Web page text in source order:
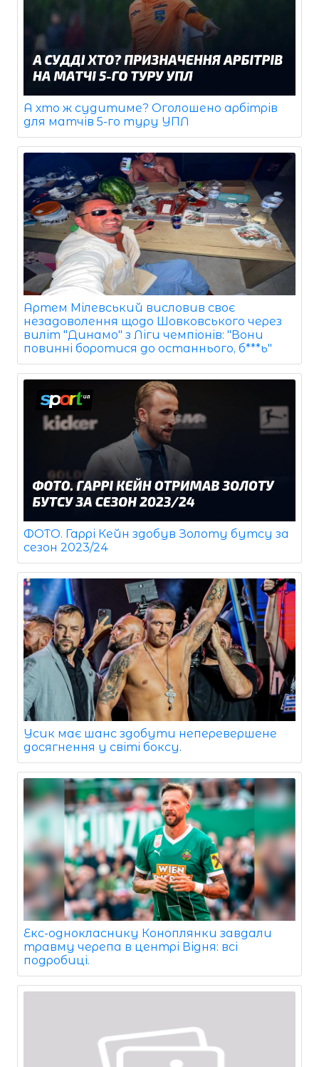
А хто ж судитиме? Оголошено арбітрів
для матчів 5-го туру УПЛ
Артем Мілевський висловив своє
незадоволення щодо Шовковського через
виліт "Динамо" з Ліги чемпіонів: "Вони
повинні боротися до останнього, б***ь"
ФОТО. Гаррі Кейн здобув Золоту бутсу за
сезон 2023/24
Усик має шанс здобути неперевершене
досягнення у світі боксу.
Екс-однокласнику Коноплянки завдали
травму черепа в центрі Відня: всі
подробиці.